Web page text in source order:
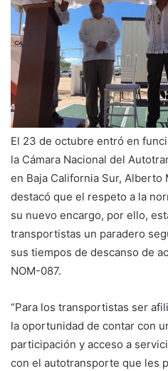
El 23 de octubre entró en
la Cámara Nacional del
en Baja California Sur, Alberto
destacó que el respeto a la
su nuevo encargo, por ello,
transportistas un paradero
sus tiempos de descanso de
NOM-087.
“Para los transportistas ser
la oportunidad de contar con
participación y acceso a
con el autotransporte que les